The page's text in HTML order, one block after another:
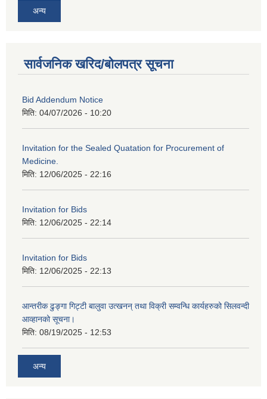
अन्य
सार्वजनिक खरिद/बोलपत्र सूचना
Bid Addendum Notice
मिति: 04/07/2026 - 10:20
Invitation for the Sealed Quatation for Procurement of
Medicine.
मिति: 12/06/2025 - 22:16
Invitation for Bids
मिति: 12/06/2025 - 22:14
Invitation for Bids
मिति: 12/06/2025 - 22:13
आन्तरीक ढुङ्गा गिट्टी बालुवा उत्खनन् तथा विक्री सम्वन्धि कार्यहरुको सिलवन्दी
आव्हानको सूचना।
मिति: 08/19/2025 - 12:53
अन्य